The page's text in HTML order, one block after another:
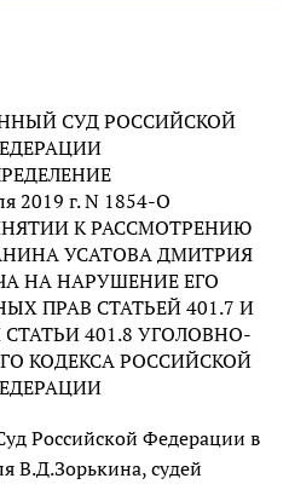
СУД РОССИЙСКОЙ
2019 г. N 1854-О
К РАССМОТРЕНИЮ
УСАТОВА ДМИТРИЯ
НА НАРУШЕНИЕ ЕГО
ПРАВ СТАТЬЕЙ 401.7 И
401.8 УГОЛОВНО-
КОДЕКСА РОССИЙСКОЙ
Российской Федерации в
В.Д.Зорькина, судей